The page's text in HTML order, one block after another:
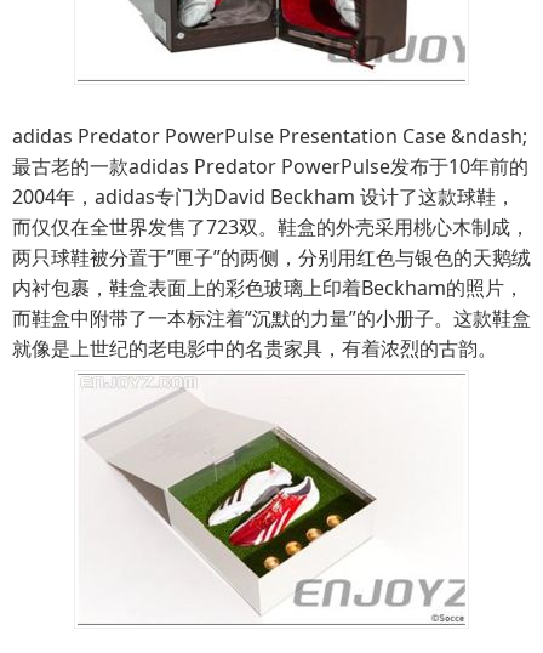
adidas Predator PowerPulse Presentation Case &ndash;
最古老的一款adidas Predator PowerPulse发布于10年前的
2004年，adidas专门为David Beckham 设计了这款球鞋，
而仅仅在全世界发售了723双。鞋盒的外壳采用桃心木制成，
两只球鞋被分置于”匣子”的两侧，分别用红色与银色的天鹅绒
内衬包裹，鞋盒表面上的彩色玻璃上印着Beckham的照片，
而鞋盒中附带了一本标注着”沉默的力量”的小册子。这款鞋盒
就像是上世纪的老电影中的名贵家具，有着浓烈的古韵。